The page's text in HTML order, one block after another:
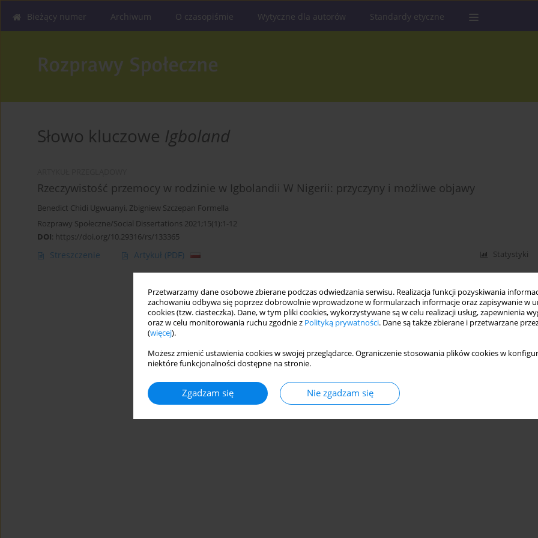
Przetwarzamy dane osobowe zbierane podczas odwiedzania serwisu. Realizacja funkcji pozyskiwania
zachowaniu odbywa się poprzez dobrowolnie wprowadzone w formularzach informacje oraz zapisywanie w
cookies (tzw. ciasteczka). Dane, w tym pliki cookies, wykorzystywane są w celu realizacji usług, zapewnienia
oraz w celu monitorowania ruchu zgodnie z Polityką prywatności. Dane są także zbierane i przetwarzane
(więcej).
Możesz zmienić ustawienia cookies w swojej przeglądarce. Ograniczenie stosowania plików cookies w
niektóre funkcjonalności dostępne na stronie.
Zgadzam się Nie zgadzam się
Bieżący numer Archiwum O czasopiśmie Wytyczne dla autorów Standardy etyczne
Słowo kluczowe Igboland
Rzeczywistość przemocy w rodzinie w Igbolandii W Nigerii: przyczyny i możliwe objawy
Benedict Chidi Ugwuanyi, Zbigniew Szczepan Formella
Rozprawy Społeczne/Social Dissertations 2021;15(1):1-12
DOI: https://doi.org/10.29316/rs/133365
Streszczenie Artykuł (PDF) Statystyki